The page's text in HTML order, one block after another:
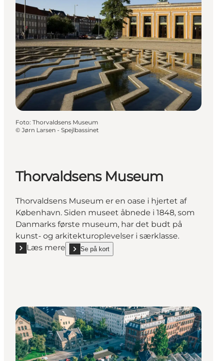
Foto: Thorvaldsens Museum
© Jørn Larsen - Spejlbassinet
Thorvaldsens Museum
Thorvaldsens Museum er en oase i hjertet af
København. Siden museet åbnede i 1848, som
Danmarks første museum, har det budt på
kunst- og arkitekturoplevelser i særklasse.
Læs mere
Læs mere "Thorvaldsens Museum"
Se på kort
show Thorvaldsens Museum on_map